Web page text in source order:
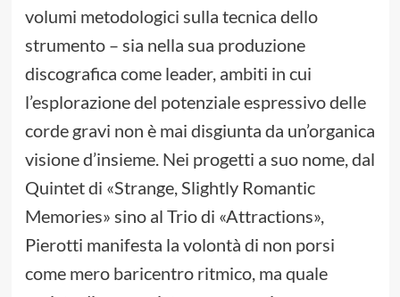
volumi metodologici sulla tecnica dello
strumento – sia nella sua produzione
discografica come leader, ambiti in cui
l’esplorazione del potenziale espressivo delle
corde gravi non è mai disgiunta da un’organica
visione d’insieme. Nei progetti a suo nome, dal
Quintet di «Strange, Slightly Romantic
Memories» sino al Trio di «Attractions»,
Pierotti manifesta la volontà di non porsi
come mero baricentro ritmico, ma quale